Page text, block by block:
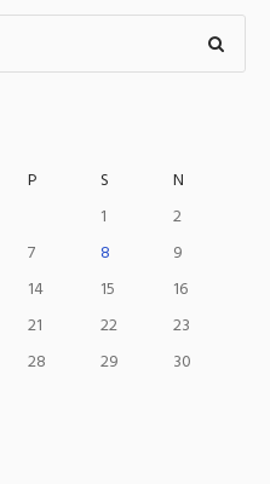
P S
N
1
2
7 8
9
14 15
16
21 22
23
28 29
30